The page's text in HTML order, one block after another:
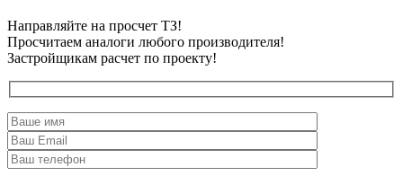
Направляйте на просчет ТЗ!
Просчитаем аналоги любого производителя!
Застройщикам расчет по проекту!